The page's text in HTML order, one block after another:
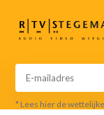
* Lees hier de